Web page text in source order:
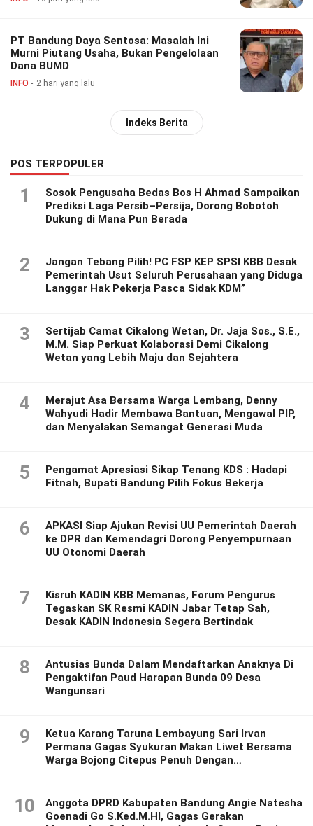
PT Bandung Daya Sentosa: Masalah Ini
Murni Piutang Usaha, Bukan Pengelolaan
Dana BUMD
INFO 2 hari yang lalu
Indeks Berita
POS TERPOPULER
1
Sosok Pengusaha Bedas Bos H Ahmad Sampaikan
Prediksi Laga Persib–Persija, Dorong Bobotoh
Dukung di Mana Pun Berada
2
Jangan Tebang Pilih! PC FSP KEP SPSI KBB Desak
Pemerintah Usut Seluruh Perusahaan yang Diduga
Langgar Hak Pekerja Pasca Sidak KDM”
3
Sertijab Camat Cikalong Wetan, Dr. Jaja Sos., S.E.,
M.M. Siap Perkuat Kolaborasi Demi Cikalong
Wetan yang Lebih Maju dan Sejahtera
4
Merajut Asa Bersama Warga Lembang, Denny
Wahyudi Hadir Membawa Bantuan, Mengawal PIP,
dan Menyalakan Semangat Generasi Muda
5
Pengamat Apresiasi Sikap Tenang KDS : Hadapi
Fitnah, Bupati Bandung Pilih Fokus Bekerja
6
APKASI Siap Ajukan Revisi UU Pemerintah Daerah
ke DPR dan Kemendagri Dorong Penyempurnaan
UU Otonomi Daerah
7
Kisruh KADIN KBB Memanas, Forum Pengurus
Tegaskan SK Resmi KADIN Jabar Tetap Sah,
Desak KADIN Indonesia Segera Bertindak
8
Antusias Bunda Dalam Mendaftarkan Anaknya Di
Pengaktifan Paud Harapan Bunda 09 Desa
Wangunsari
9
Ketua Karang Taruna Lembayung Sari Irvan
Permana Gagas Syukuran Makan Liwet Bersama
Warga Bojong Citepus Penuh Dengan
10
Anggota DPRD Kabupaten Bandung Angie Natesha
Goenadi Go S.Ked.M.HI, Gagas Gerakan